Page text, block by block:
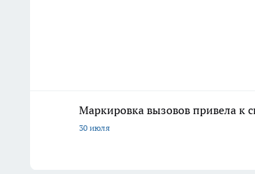
Маркировка вызовов привела к
30 июля